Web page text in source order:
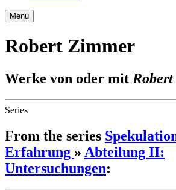
Menu
Robert Zimmer
Werke von oder mit
Series
From the series
Erfahrung » Abteilung II:
Untersuchungen: